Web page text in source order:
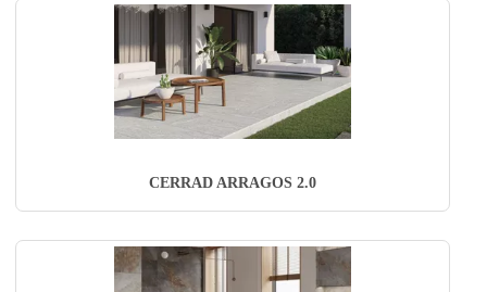
CERRAD ARRAGOS 2.0